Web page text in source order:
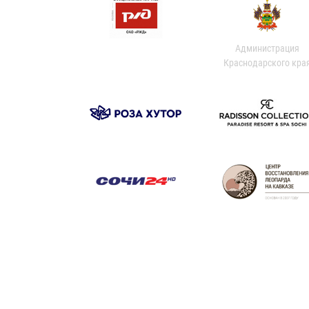
Администрация
Краснодарского